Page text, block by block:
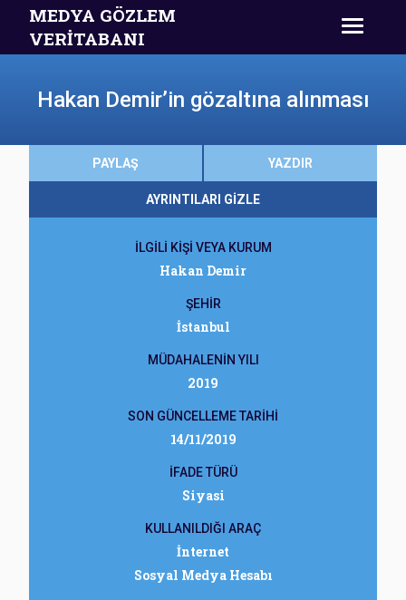
MEDYA GÖZLEM
VERİTABANI
Hakan Demir’in gözaltına alınması
PAYLAŞ YAZDIR
AYRINTILARI GİZLE
İLGİLİ KİŞİ VEYA KURUM
Hakan Demir
ŞEHİR
İstanbul
MÜDAHALENİN YILI
2019
SON GÜNCELLEME TARİHİ
14/11/2019
İFADE TÜRÜ
Siyasi
KULLANILDIĞI ARAÇ
İnternet
Sosyal Medya Hesabı